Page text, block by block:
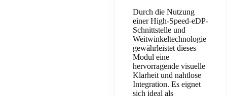
Durch die Nutzung
einer High-Speed-eDP-
Schnittstelle und
Weitwinkeltechnologie
gewährleistet dieses
Modul eine
hervorragende visuelle
Klarheit und nahtlose
Integration. Es eignet
sich ideal als